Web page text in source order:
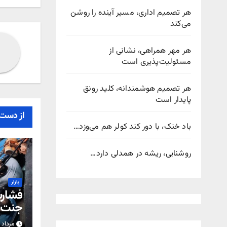
هر تصمیم اداری، مسیر آینده را روشن
می‌کند
هر مهر همراهی، نشانی از
مسئولیت‌پذیری است
هر تصمیم هوشمندانه، کلید رونق
پایدار است
باد خنک، با دور کند کولر هم می‌وزد…
روشنایی، ریشه در همدلی دارد…
از
بازار
جنت
مرداد ۱۷, ۱۴۰۵